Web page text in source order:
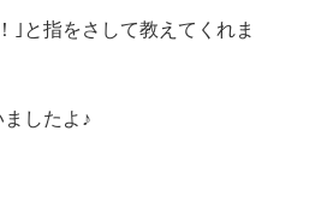
｣と指をさして教えてくれま
したよ♪